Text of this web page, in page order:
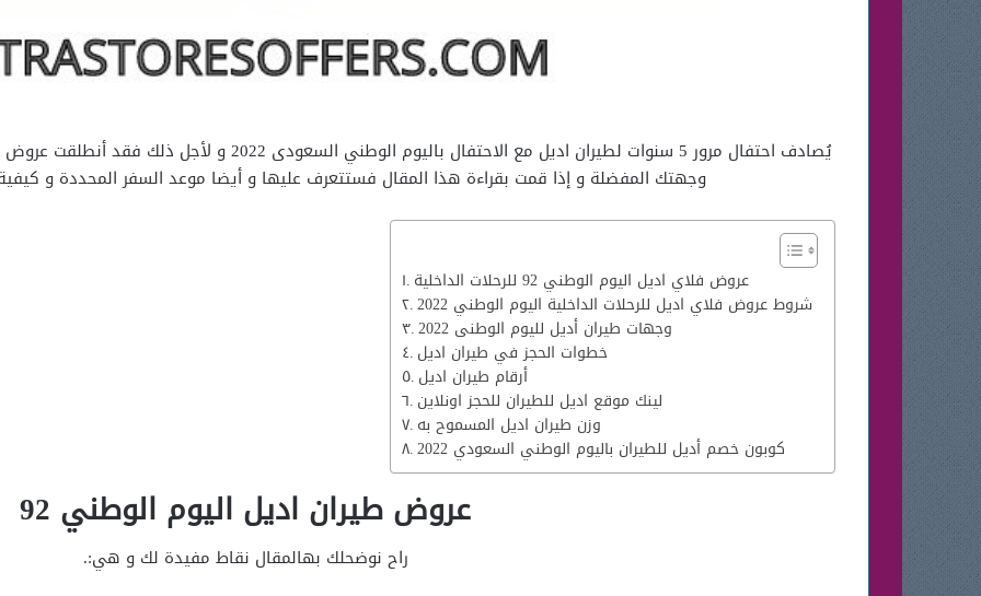
وجهتك المفضلة و إذا قمت بقراءة هذا المقال فستتعرف عليها و أيضا موعد السفر المحددة و
عروض فلاي اديل اليوم الوطني 92 للرحلات الداخلية
شروط عروض فلاي اديل للرحلات الداخلية اليوم الوطني 2022
وجهات طيران أديل لليوم الوطنى 2022
خطوات الحجز في طيران اديل
أرقام طيران اديل
لينك موقع اديل للطيران للحجز اونلاين
وزن طيران اديل المسموح به
كوبون خصم أديل للطيران باليوم الوطني السعودي 2022
عروض طيران اديل اليوم الوطني 92
راح نوضحلك بهالمقال نقاط مفيدة لك و هي:.